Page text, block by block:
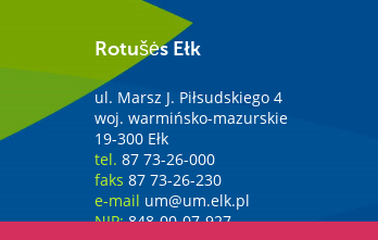
Rotušės Ełk
ul. Marsz J. Piłsudskiego 4
woj. warmińsko-mazurskie
19-300 Ełk
tel. 87 73-26-000
faks 87 73-26-230
e-mail um@um.elk.pl
NIP:848-00-07-927